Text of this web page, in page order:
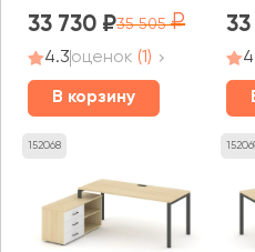
33 730 35 505
4.3оценок (1)
В корзину
152068